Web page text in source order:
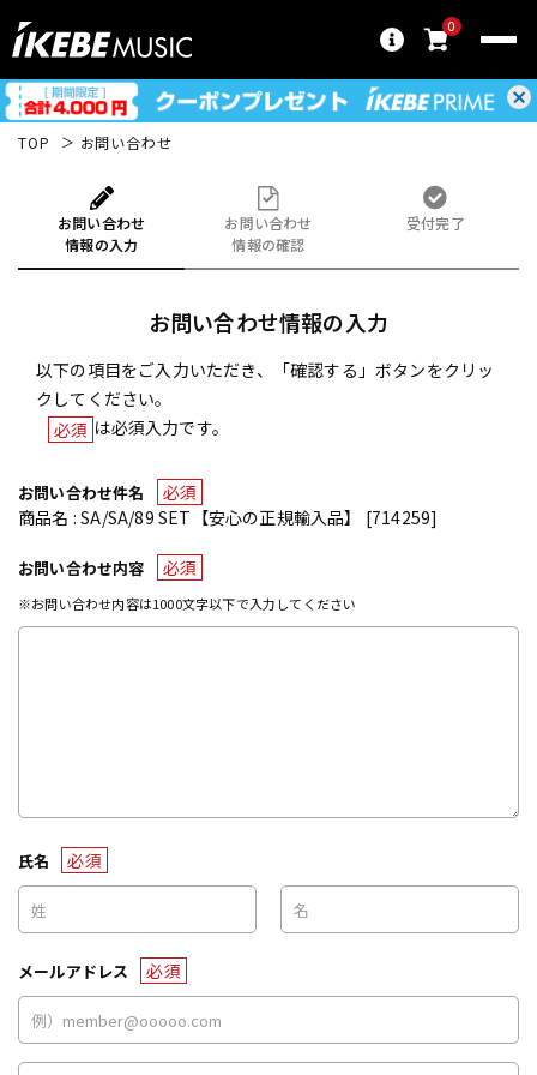
0
TOP お問い合わせ
お問い合わせ
情報の入力
お問い合わせ
情報の確認
受付完了
お問い合わせ情報の入力
以下の項目をご入力いただき、「確認する」ボタンをクリッ
クしてください。
必須 は必須入力です。
お問い合わせ件名
必須
商品名 : SA/SA/89 SET【安心の正規輸入品】 [714259]
お問い合わせ内容 必須
※お問い合わせ内容は1000文字以下で入力してください
氏名 必須
メールアドレス 必須